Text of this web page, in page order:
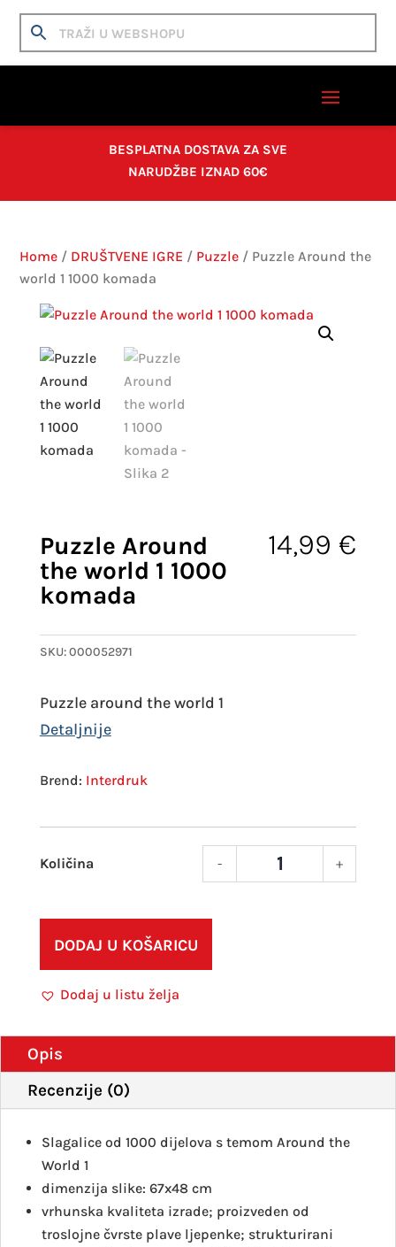
BESPLATNA DOSTAVA ZA SVE
NARUDŽBE IZNAD 60€
Home / DRUŠTVENE IGRE / Puzzle / Puzzle Around the
world 1 1000 komada
Puzzle Around
the world 1 1000
komada
14,99 €
SKU:000052971
Puzzle around the world 1
Interdruk
- +
DODAJ U KOŠARICU
Dodaj u listu želja
Opis
Recenzije (0)
Slagalice od 1000 dijelova s temom Around the
World 1
dimenzija slike: 67x48 cm
vrhunska kvaliteta izrade; proizveden od
troslojne čvrste plave ljepenke; strukturirani